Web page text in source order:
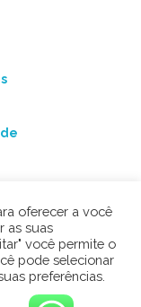
oferecer a você
as suas
você permite o
pode selecionar
preferências.